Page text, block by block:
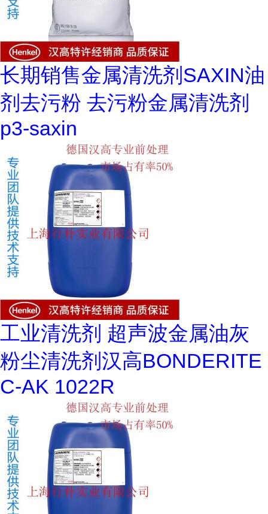
长期销售金属清洗剂SAXIN油
剂去污粉 去污粉金属清洗剂
p3-saxin
工业清洗剂 超声波金属油灰
粉尘清洗剂汉高BONDERITE
C-AK 1022R